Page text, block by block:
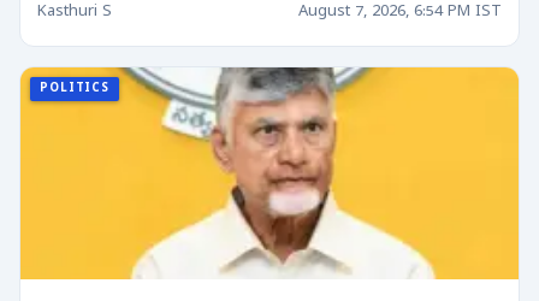
Kasthuri S August 7, 2026, 6:54 PM IST
POLITICS